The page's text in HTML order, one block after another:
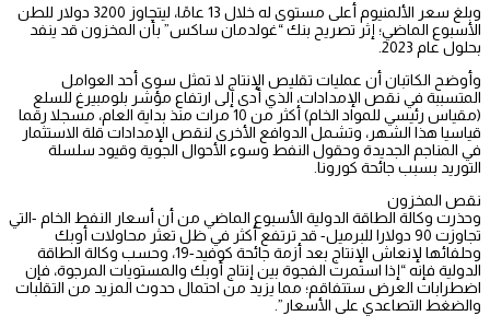
وبلغ سعر الألمنيوم أعلى مستوى له خلال 13 عامًا، ليتجاوز 3200 دولار للطن
الأسبوع الماضي؛ إثر تصريح بنك “غولدمان ساكس” بأن المخزون قد ينفد
بحلول عام 2023.
وأوضح الكاتبان أن عمليات تقليص الإنتاج لا تمثل سوى أحد العوامل
المتسببة في نقص الإمدادات، الذي أدى إلى ارتفاع مؤشر بلومبيرغ للسلع
(مقياس رئيسي للمواد الخام) أكثر من 10 مرات منذ بداية العام، مسجلا رقما
قياسيا هذا الشهر، وتشمل الدوافع الأخرى لنقص الإمدادات قلة الاستثمار
في المناجم الجديدة وحقول النفط وسوء الأحوال الجوية وقيود سلسلة
التوريد بسبب جائحة كورونا.
نقص المخزون
وحذرت وكالة الطاقة الدولية الأسبوع الماضي من أن أسعار النفط الخام -التي
تجاوزت 90 دولارا للبرميل- قد ترتفع أكثر في ظل تعثر محاولات أوبك
وحلفائها لإنعاش الإنتاج بعد أزمة جائحة كوفيد-19، وحسب وكالة الطاقة
الدولية فإنه “إذا استمرت الفجوة بين إنتاج أوبك والمستويات المرجوة، فإن
اضطرابات العرض ستتفاقم؛ مما يزيد من احتمال حدوث المزيد من التقلبات
والضغط التصاعدي على الأسعار”.